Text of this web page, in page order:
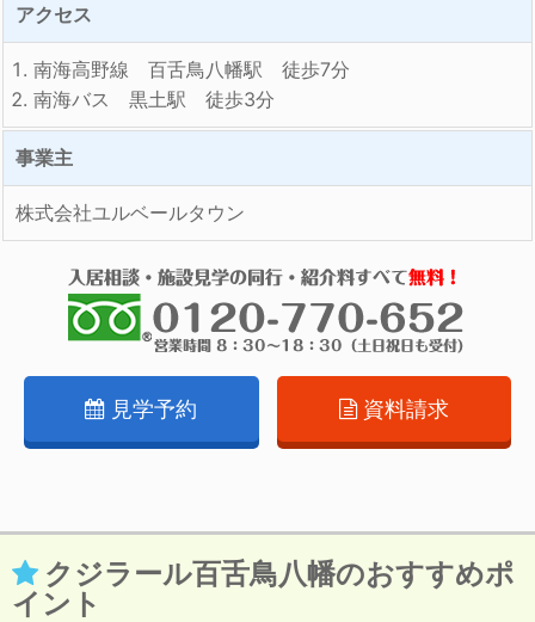
アクセス
南海高野線 百舌鳥八幡駅 徒歩7分
南海バス 黒土駅 徒歩3分
事業主
株式会社ユルベールタウン
見学予約 資料請求
クジラール百舌鳥八幡のおすすめポ
イント